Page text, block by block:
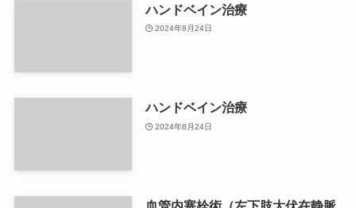
ハンドベイン治療
2024年8月24日
ハンドベイン治療
2024年8月24日